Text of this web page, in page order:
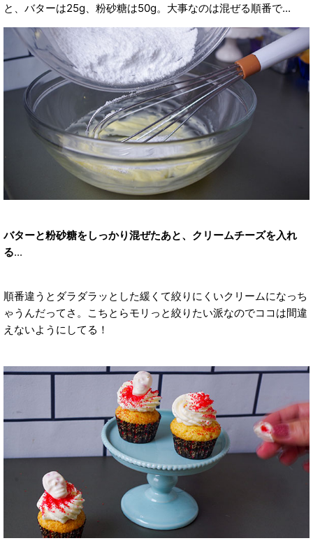
と、バターは25g、粉砂糖は50g。大事なのは混ぜる順番で...
バターと粉砂糖をしっかり混ぜたあと、クリームチーズを入れ
る...
順番違うとダラダラッとした緩くて絞りにくいクリームになっち
ゃうんだってさ。こちとらモリっと絞りたい派なのでココは間違
えないようにしてる！